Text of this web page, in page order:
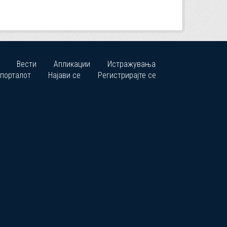
Вести Апликации
Истражувања
Најави се Регистрирајте се